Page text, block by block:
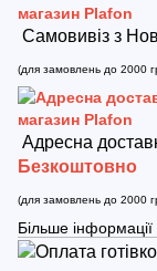
Самовивіз з
(для замовлень до 2000
Адресна
Безкоштовно
(для замовлень до 2000
Більше